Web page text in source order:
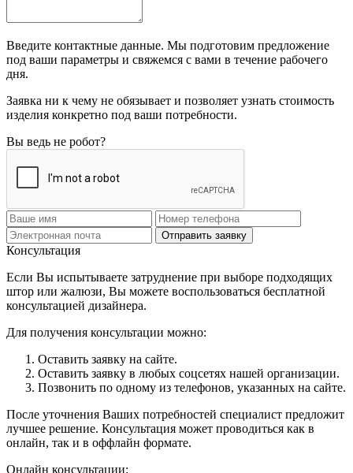
Введите контактные данные. Мы подготовим предложение
под ваши параметры и свяжемся с вами в течение рабочего
дня.
Заявка ни к чему не обязывает и позволяет узнать стоимость
изделия конкретно под ваши потребности.
Вы ведь не робот?
Отправить заявку
Консультация
Если Вы испытываете затруднение при выборе подходящих
штор или жалюзи, Вы можете воспользоваться бесплатной
консультацией дизайнера.
Для получения консультации можно:
Оставить заявку на сайте.
Оставить заявку в любых соцсетях нашей организации.
Позвонить по одному из телефонов, указанных на сайте.
После уточнения Ваших потребностей специалист предложит
лучшее решение. Консультация может проводиться как в
онлайн, так и в оффлайн формате.
Онлайн консультации: